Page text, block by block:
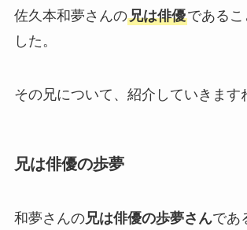
佐久本和夢さんの兄は俳優であるこ
した。
その兄について、紹介していきます
兄は俳優の歩夢
和夢さんの兄は俳優の歩夢さんであ